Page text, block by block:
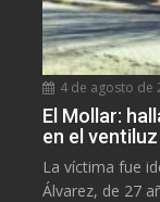
4 de agosto de
El Mollar:
en el
La víctima fue
Álvarez, de 27